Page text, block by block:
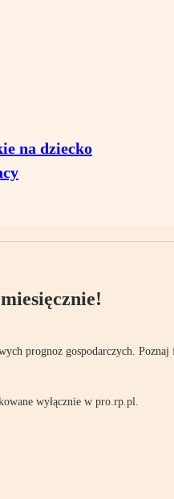
na dziecko
prognoz gospodarczych. Poznaj
wyłącznie w pro.rp.pl.